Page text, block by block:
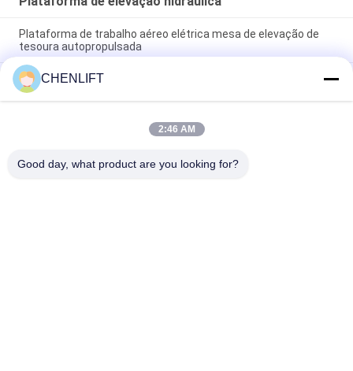
Plataforma de trabalho aéreo elétrica mesa de elevação de
tesoura autopropulsada
10m plataforma de elevação hidráulica elevador de tesoura
elétrico autopropulsado com plataforma de extensão 450Kg
carga
Plataforma de elevação hidráulica de 10 metros Plataforma
CHENLIFT
2:46 AM
Good day, what product are you looking for?